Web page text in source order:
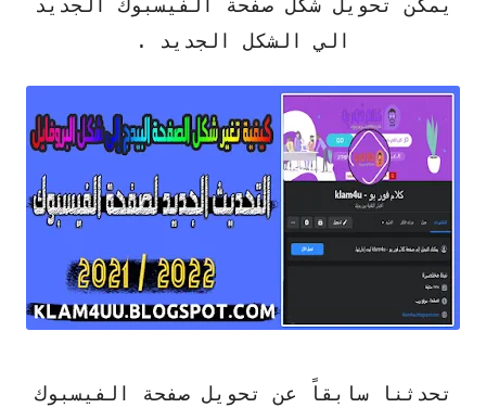
يمكن تحويل شكل صفحة الفيسبوك الجديد
الي الشكل الجديد .
تحدثنا سابقاً عن تحويل صفحة الفيسبوك